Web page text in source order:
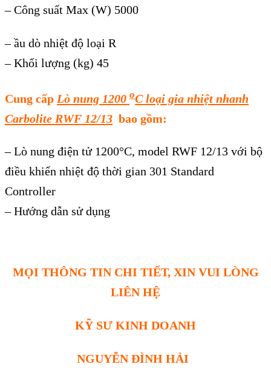
– Công suất Max (W) 5000
– ầu dò nhiệt độ loại R
– Khối lượng (kg) 45
Cung cấp Lò nung 1200 oC loại gia nhiệt nhanh
Carbolite RWF 12/13 bao gồm:
– Lò nung điện tử 1200°C, model RWF 12/13 với bộ
điều khiển nhiệt độ thời gian 301 Standard
Controller
– Hướng dẫn sử dụng
MỌI THÔNG TIN CHI TIẾT, XIN VUI LÒNG
LIÊN HỆ
KỸ SƯ KINH DOANH
NGUYỄN ĐÌNH HẢI